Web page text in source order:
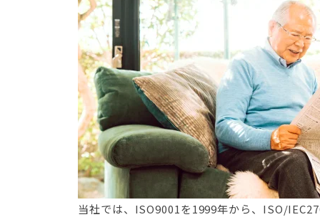
当社では、ISO9001を1999年から、ISO/